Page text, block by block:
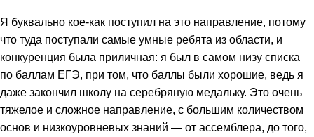
Я буквально кое-как поступил на это направление, потому
что туда поступали самые умные ребята из области, и
конкуренция была приличная: я был в самом низу списка
по баллам ЕГЭ, при том, что баллы были хорошие, ведь я
даже закончил школу на серебряную медальку. Это очень
тяжелое и сложное направление, с большим количеством
основ и низкоуровневых знаний — от ассемблера, до того,